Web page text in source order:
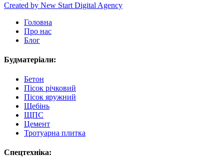
Created by New Start Digital Agency
Головна
Про нас
Блог
Будматеріали:
Бетон
Пісок річковий
Пісок яружний
Щебінь
ЩПС
Цемент
Тротуарна плитка
Спецтехніка: